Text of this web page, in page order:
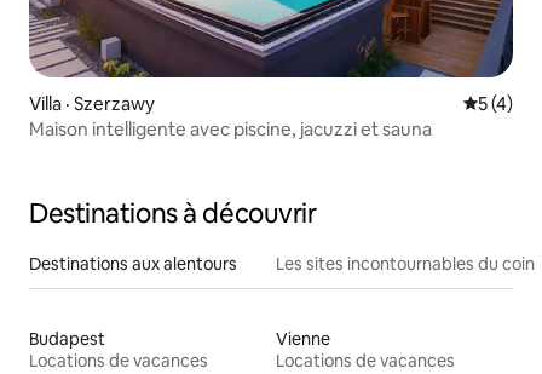
Villa · Szerzawy Note
5 (4)
Maison intelligente avec piscine, jacuzzi et sauna
Destinations à découvrir
Destinations aux alentours Les sites incontournables du coin
Budapest
Locations de vacances
Vienne
Locations de vacances